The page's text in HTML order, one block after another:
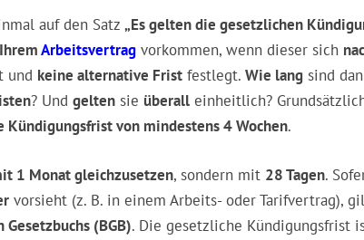
auf den Satz „Es gelten die gesetzlichen
Arbeitsvertrag vorkommen, wenn dieser sich
und keine alternative Frist festlegt. Wie lang sind
? Und gelten sie überall einheitlich?
Kündigungsfrist von mindestens 4 Wochen.
1 Monat gleichzusetzen, sondern mit 28 Tagen.
vorsieht (z. B. in einem Arbeits- oder Tarifvertrag),
(BGB). Die gesetzliche Kündigungsfrist